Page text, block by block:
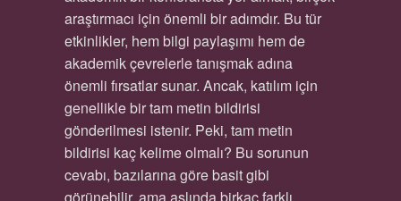
araştırmacı için önemli bir adımdır. Bu tür
etkinlikler, hem bilgi paylaşımı hem de
akademik çevrelerle tanışmak adına
önemli fırsatlar sunar. Ancak, katılım için
genellikle bir tam metin bildirisi
gönderilmesi istenir. Peki, tam metin
bildirisi kaç kelime olmalı? Bu sorunun
cevabı, bazılarına göre basit gibi
görünebilir, ama aslında birkaç farklı